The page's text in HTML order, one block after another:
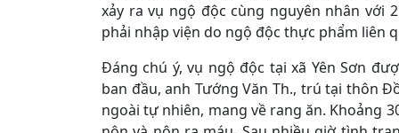
xảy ra vụ ngộ độc cùng nguyên nhân với
phải nhập viện do ngộ độc thực phẩm liên
Đáng chú ý, vụ ngộ độc tại xã Yên Sơn
ban đầu, anh Tướng Văn Th., trú tại thôn
ngoài tự nhiên, mang về rang ăn. Khoảng